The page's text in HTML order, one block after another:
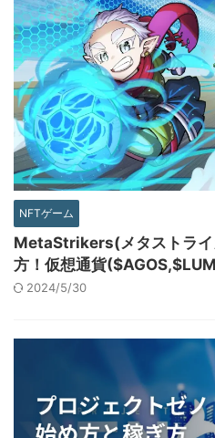
NFTゲーム
MetaStrikers(メタストライ
方！仮想通貨
2024/5/30